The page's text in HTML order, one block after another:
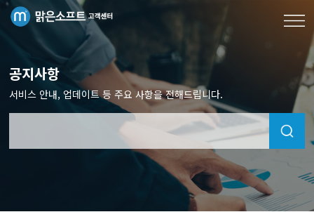
공지사항
서비스 안내, 업데이트 등 주요 사항을 전해드립니다.